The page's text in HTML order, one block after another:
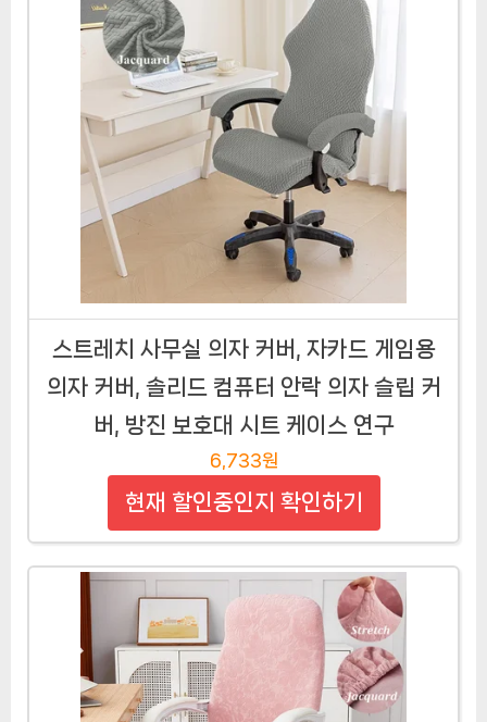
스트레치 사무실 의자 커버, 자카드 게임용
의자 커버, 솔리드 컴퓨터 안락 의자 슬립 커
버, 방진 보호대 시트 케이스 연구
6,733원
현재 할인중인지 확인하기